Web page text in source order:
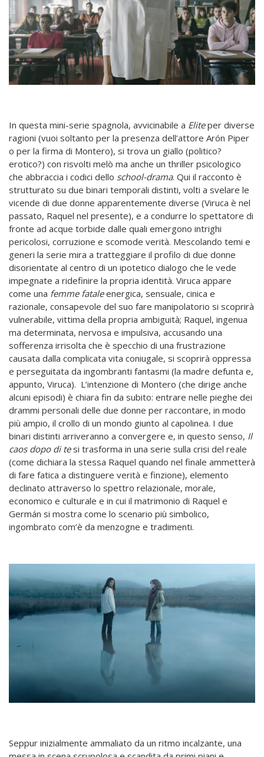
In questa mini-serie spagnola, avvicinabile a Eliteper diverse
ragioni (vuoi soltanto per la presenza dell’attore Arón Piper
o per la firma di Montero), si trova un giallo (politico?
erotico?) con risvolti melò ma anche un thriller psicologico
che abbraccia i codici dello school-drama. Qui il racconto è
strutturato su due binari temporali distinti, volti a svelare le
vicende di due donne apparentemente diverse (Viruca è nel
passato, Raquel nel presente), e a condurre lo spettatore di
fronte ad acque torbide dalle quali emergono intrighi
pericolosi, corruzione e scomode verità. Mescolando temi e
generi la serie mira a tratteggiare il profilo di due donne
disorientate al centro di un ipotetico dialogo che le vede
impegnate a ridefinire la propria identità. Viruca appare
come una femme fataleenergica, sensuale, cinica e
razionale, consapevole del suo fare manipolatorio si scoprirà
vulnerabile, vittima della propria ambiguità; Raquel, ingenua
ma determinata, nervosa e impulsiva, accusando una
sofferenza irrisolta che è specchio di una frustrazione
causata dalla complicata vita coniugale, si scoprirà oppressa
e perseguitata da ingombranti fantasmi (la madre defunta e,
appunto, Viruca). L’intenzione di Montero (che dirige anche
alcuni episodi) è chiara fin da subito: entrare nelle pieghe dei
drammi personali delle due donne per raccontare, in modo
più ampio, il crollo di un mondo giunto al capolinea. I due
binari distinti arriveranno a convergere e, in questo senso, Il
caos dopo di tesi trasforma in una serie sulla crisi del reale
(come dichiara la stessa Raquel quando nel finale ammetterà
di fare fatica a distinguere verità e finzione), elemento
declinato attraverso lo spettro relazionale, morale,
economico e culturale e in cui il matrimonio di Raquel e
Germán si mostra come lo scenario più simbolico,
ingombrato com’è da menzogne e tradimenti.
Seppur inizialmente ammaliato da un ritmo incalzante, una